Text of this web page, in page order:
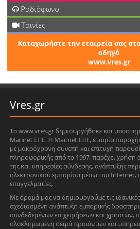
Ραδιόφωνο
Ταινίες
Καταχωρήστε την εταιρεία σας
οδηγό
www.vres.gr
Vres.gr
Το www.vres.gr δημιουργήθηκε και
Marinet ΕΠΕ. Η Marinet ΕΠΕ, εταιρία
με μακρόχρονη συνεπή και επιτυχή
πληροφορικής από το 1997, παρέχει χρήση
της και υπηρεσίες σύνδεσης, ανάπτυξης
ηλεκτρονικού εμπορίου μέσω του Internet,
επαγγελματίες.
Με όραμά μας να δημιουργούμε τις
σχεδιασμένη ανάπτυξη εμπορικής
συνδεδεμένων επιχειρήσεων και χρηστών,
ολοκληρωμένη σειρά προϊόντων και